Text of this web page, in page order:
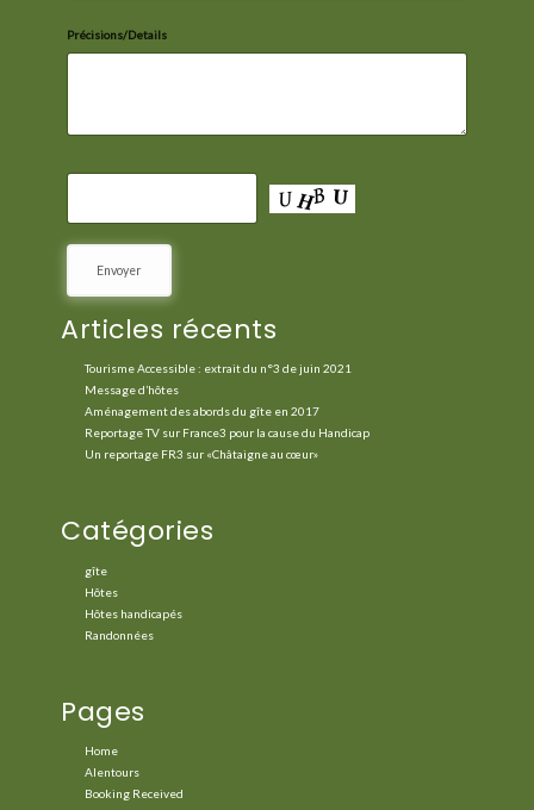
Précisions/Details
Articles récents
Tourisme Accessible : extrait du n°3 de juin 2021
Message d’hôtes
Aménagement des abords du gîte en 2017
Reportage TV sur France3 pour la cause du Handicap
Un reportage FR3 sur «Châtaigne au cœur»
Catégories
gîte
Hôtes
Hôtes handicapés
Randonnées
Pages
Home
Alentours
Booking Received